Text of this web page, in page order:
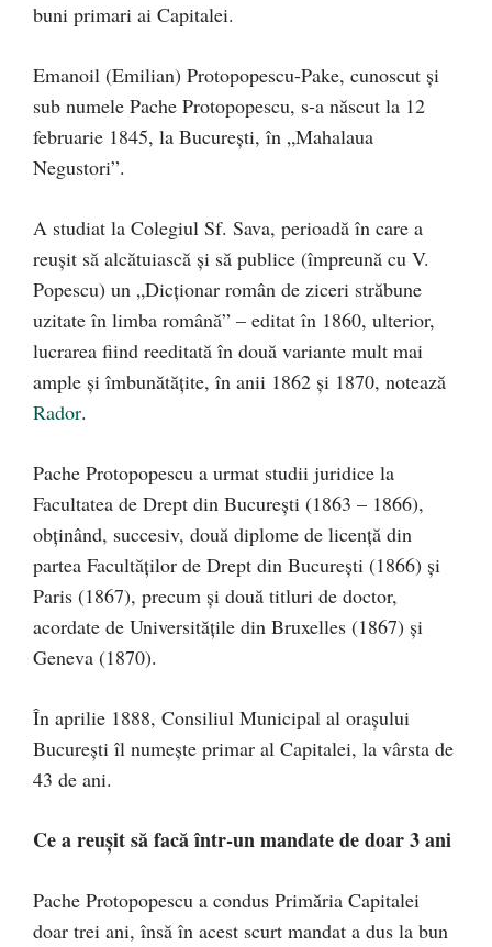
buni primari ai Capitalei.
Emanoil (Emilian) Protopopescu-Pake, cunoscut și
sub numele Pache Protopopescu, s-a născut la 12
februarie 1845, la București, în „Mahalaua
Negustori”.
A studiat la Colegiul Sf. Sava, perioadă în care a
reuşit să alcătuiască şi să publice (împreună cu V.
Popescu) un „Dicţionar român de ziceri străbune
uzitate în limba română” – editat în 1860, ulterior,
lucrarea fiind reeditată în două variante mult mai
ample şi îmbunătăţite, în anii 1862 şi 1870, notează
Rador.
Pache Protopopescu a urmat studii juridice la
Facultatea de Drept din Bucureşti (1863 – 1866),
obţinând, succesiv, două diplome de licenţă din
partea Facultăţilor de Drept din Bucureşti (1866) şi
Paris (1867), precum şi două titluri de doctor,
acordate de Universităţile din Bruxelles (1867) şi
Geneva (1870).
În aprilie 1888, Consiliul Municipal al oraşului
Bucureşti îl numeşte primar al Capitalei, la vârsta de
43 de ani.
Ce a reușit să facă într-un mandate de doar 3 ani
Pache Protopopescu a condus Primăria Capitalei
doar trei ani, însă în acest scurt mandat a dus la bun